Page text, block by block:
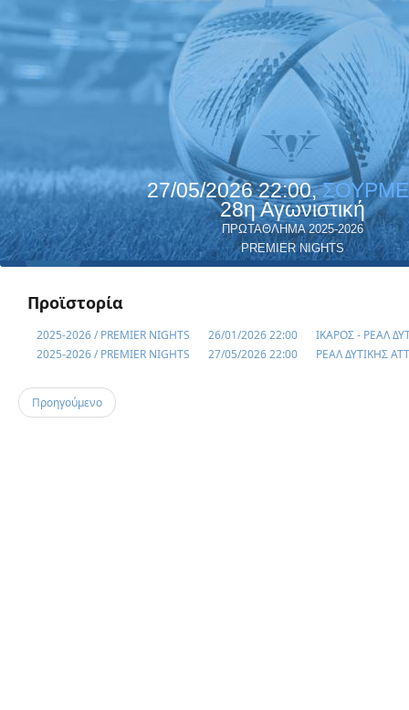
27/05/2026 22:00,
28η Αγωνιστική
ΠΡΩΤΑΘΛΗΜΑ 2025-2026
PREMIER NIGHTS
Προϊστορία
2025-2026 / PREMIER NIGHTS 26/01/2026 22:00
ΙΚΑΡΟΣ - ΡΕΑΛ
2025-2026 / PREMIER NIGHTS
27/05/2026 22:00 ΡΕΑΛ ΔΥΤΙΚΗΣ
Προηγούμενο